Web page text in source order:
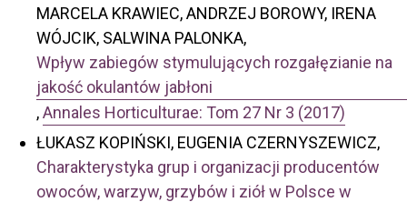
MARCELA KRAWIEC, ANDRZEJ BOROWY, IRENA
WÓJCIK, SALWINA PALONKA,
Wpływ zabiegów stymulujących rozgałęzianie na
jakość okulantów jabłoni
,Annales Horticulturae: Tom 27 Nr 3 (2017)
ŁUKASZ KOPIŃSKI, EUGENIA CZERNYSZEWICZ,
Charakterystyka grup i organizacji producentów
owoców, warzyw, grzybów i ziół w Polsce w